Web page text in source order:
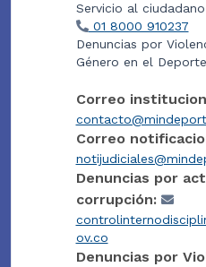
Servicio al
01 8000 910237
Denuncias por
Género en el
Correo
Correo
Denuncias por
corrupción:
ov.co
Denuncias por